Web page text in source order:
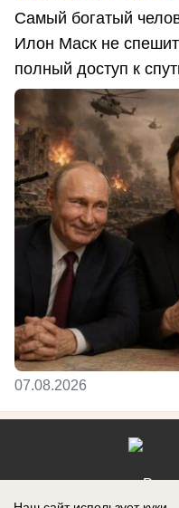
Самый богатый
Илон Маск не
полный доступ к
07.08.2026